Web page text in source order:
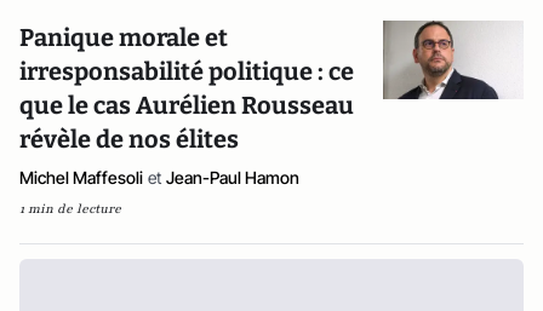
Panique morale et
irresponsabilité politique : ce
que le cas Aurélien Rousseau
révèle de nos élites
Michel Maffesoli et Jean-Paul Hamon
1 min de lecture